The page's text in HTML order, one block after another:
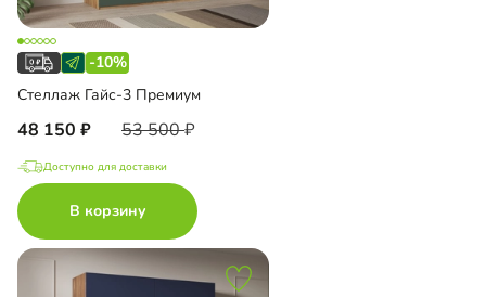
-10%
Стеллаж Гайс-3 Премиум
48 150 53 500
Доступно для доставки
В корзину